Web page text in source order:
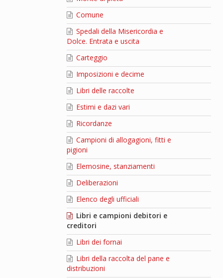
Comune
Spedali della Misericordia e
Dolce. Entrata e uscita
Carteggio
Imposizioni e decime
Libri delle raccolte
Estimi e dazi vari
Ricordanze
Campioni di allogagioni, fitti e
pigioni
Elemosine, stanziamenti
Deliberazioni
Elenco degli ufficiali
Libri e campioni debitori e
creditori
Libri dei fornai
Libri della raccolta del pane e
distribuzioni